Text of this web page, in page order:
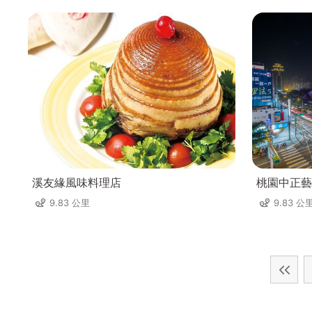
溪友緣風味料理店
9.83 公里
桃園中正
9.83 公